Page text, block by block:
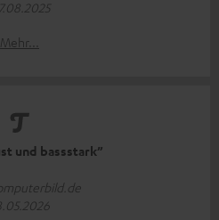
Mehr...
und bassstark”